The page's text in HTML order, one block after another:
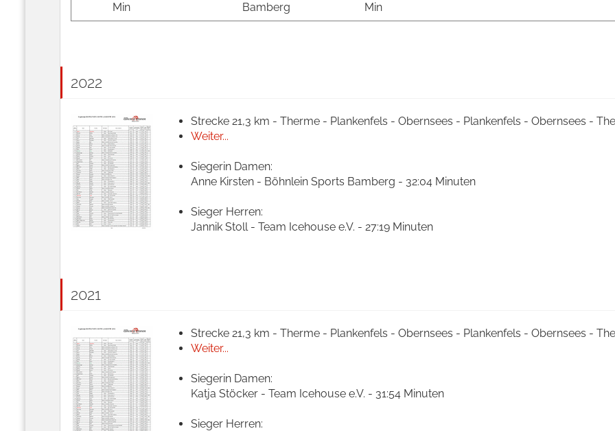
Min
Bamberg
Min
2022
Strecke 21,3 km - Therme - Plankenfels - Obernsees - Plankenfels - Obernsees -
Weiter...
Siegerin Damen:
Anne Kirsten - Böhnlein Sports Bamberg - 32:04 Minuten
Sieger Herren:
Jannik Stoll - Team Icehouse e.V. - 27:19 Minuten
2021
Strecke 21,3 km - Therme - Plankenfels - Obernsees - Plankenfels - Obernsees -
Weiter...
Siegerin Damen:
Katja Stöcker - Team Icehouse e.V. - 31:54 Minuten
Sieger Herren: